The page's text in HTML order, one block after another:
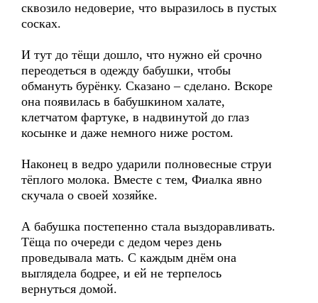
сквозило недоверие, что выразилось в пустых
сосках.
И тут до тёщи дошло, что нужно ей срочно
переодеться в одежду бабушки, чтобы
обмануть бурёнку. Сказано – сделано. Вскоре
она появилась в бабушкином халате,
клетчатом фартуке, в надвинутой до глаз
косынке и даже немного ниже ростом.
Наконец в ведро ударили полновесные струи
тёплого молока. Вместе с тем, Фиалка явно
скучала о своей хозяйке.
А бабушка постепенно стала выздоравливать.
Тёща по очереди с дедом через день
проведывала мать. С каждым днём она
выглядела бодрее, и ей не терпелось
вернуться домой.